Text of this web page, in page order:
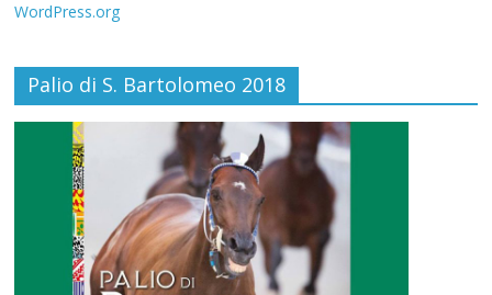
WordPress.org
Palio di S. Bartolomeo 2018